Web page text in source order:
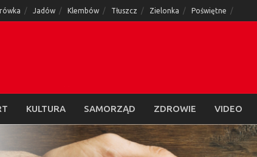
Jadów Klembów Tłuszcz Zielonka Poświętne
KULTURA SAMORZĄD ZDROWIE VIDEO